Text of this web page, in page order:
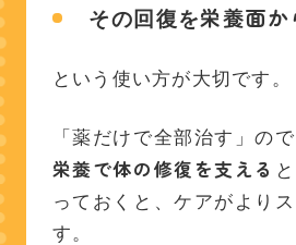
その回復を栄養面か
という使い方が大切です。
「薬だけで全部治す」ので
栄養で体の修復を支える
っておくと、ケアがより
す。